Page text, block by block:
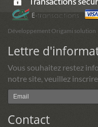
Développement Origami solution
Lettre
Vous souhaitez restez
notre site, veuillez
Contact